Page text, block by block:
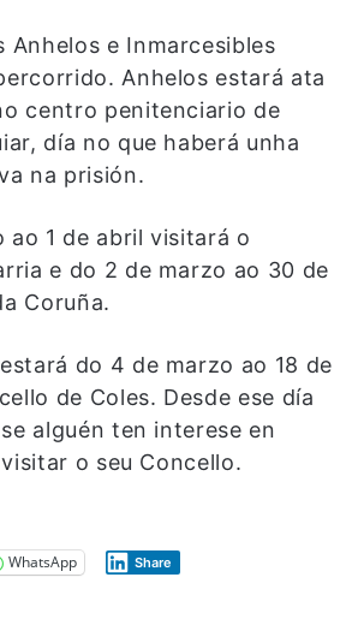
Anhelos e Inmarcesibles
Anhelos estará ata
centro penitenciario de
día no que haberá unha
na prisión.
ao 1 de abril visitará o
e do 2 de marzo ao 30 de
Coruña.
do 4 de marzo ao 18 de
de Coles. Desde ese día
alguén ten interese en
o seu Concello.
WhatsApp
Share